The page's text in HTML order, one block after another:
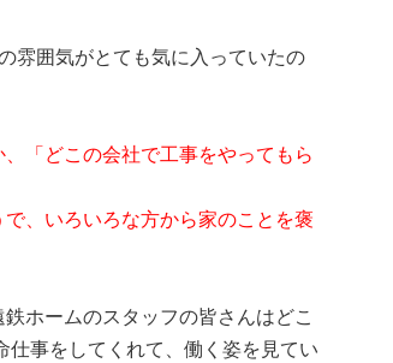
雰囲気がとても気に入っていたの
「どこの会社で工事をやってもら
、いろいろな方から家のことを褒
ホームのスタッフの皆さんはどこ
事をしてくれて、働く姿を見てい